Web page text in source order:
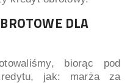
DLA
biorąc pod
jak: marża za